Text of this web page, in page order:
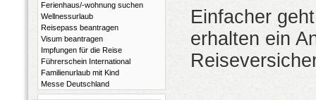
Ferienhaus/-wohnung suchen
Wellnessurlaub
Reisepass beantragen
Visum beantragen
Impfungen für die Reise
Führerschein International
Familienurlaub mit Kind
Messe Deutschland
Einfacher
erhalten ein